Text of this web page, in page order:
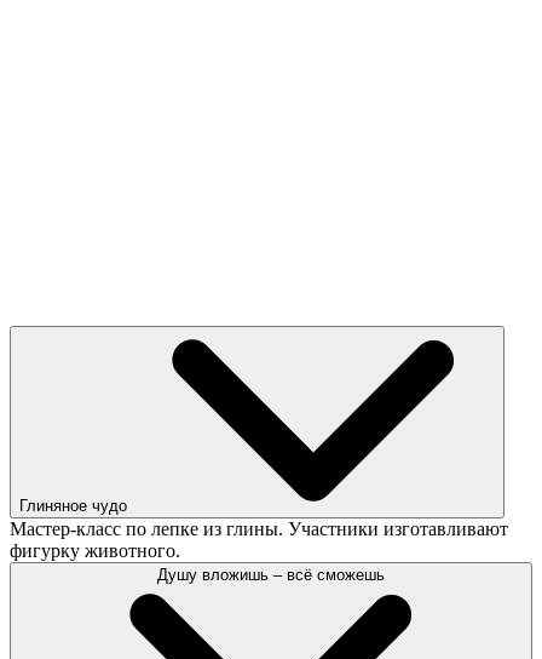
Глиняное чудо
Мастер-класс по лепке из глины. Участники изготавливают
фигурку животного.
Душу вложишь – всё сможешь